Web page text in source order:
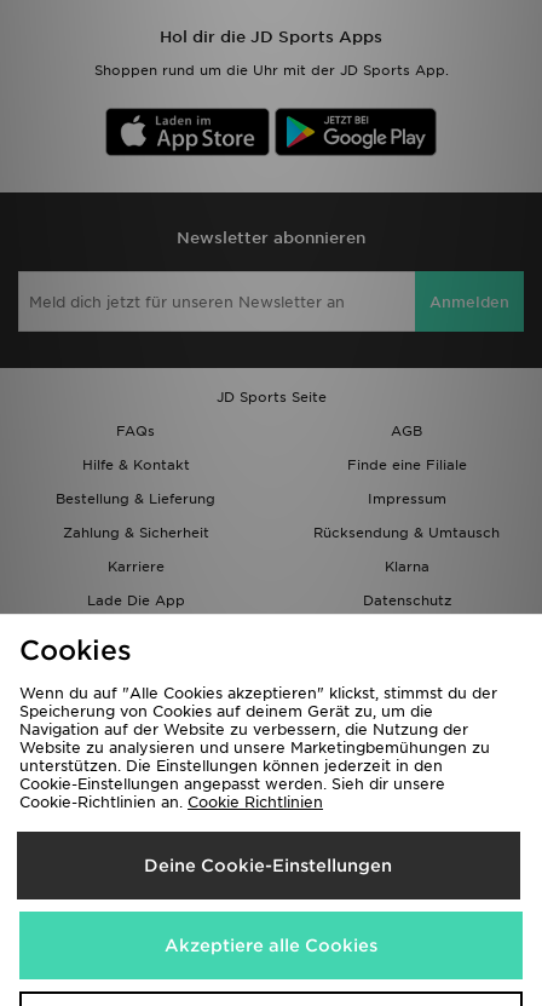
Hol dir die JD Sports Apps
Shoppen rund um die Uhr mit der JD Sports App.
Newsletter abonnieren
Anmelden
JD Sports Seite
FAQs
AGB
Hilfe & Kontakt
Finde eine Filiale
Bestellung & Lieferung
Impressum
Zahlung & Sicherheit
Rücksendung & Umtausch
Karriere
Klarna
Lade Die App
Datenschutz
Lieferung Nach
Österreich
Wir akzeptieren folgende Zahlungsmethoden
Cookies
Wenn du auf "Alle Cookies akzeptieren" klickst, stimmst du der
Speicherung von Cookies auf deinem Gerät zu, um die
Navigation auf der Website zu verbessern, die Nutzung der
Website zu analysieren und unsere Marketingbemühungen zu
unterstützen. Die Einstellungen können jederzeit in den
Cookie-Einstellungen angepasst werden. Sieh dir unsere
Cookie-Richtlinien an. Cookie Richtlinien
Deine Cookie-Einstellungen
Akzeptiere alle Cookies